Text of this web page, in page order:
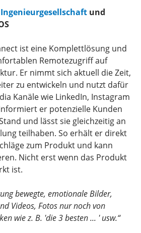
und
ist eine Komplettlösung und
Remotezugriff auf
Er nimmt sich aktuell die Zeit,
zu entwickeln und nutzt dafür
Kanäle wie LinkedIn, Instagram
er potenzielle Kunden
und lässt sie gleichzeitig an
teilhaben. So erhält er direkt
zum Produkt und kann
Nicht erst wenn das Produkt
ist.
bewegte, emotionale Bilder,
Videos, Fotos nur noch von
wie z. B. 'die 3 besten ... ' usw.“